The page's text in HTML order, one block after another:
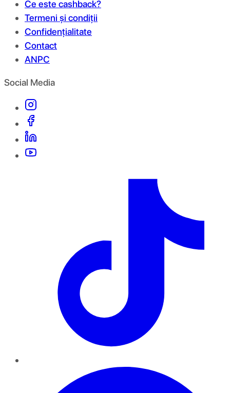
Ce este cashback?
Termeni și condiții
Confidențialitate
Contact
ANPC
Social Media